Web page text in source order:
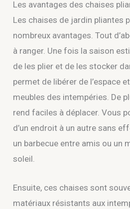
Les avantages des chaises
Les chaises de jardin pliantes
nombreux avantages. Tout
à ranger. Une fois la saison
de les plier et de les stocker
permet de libérer de l’espace
meubles des intempéries. De
rend faciles à déplacer. Vous
d’un endroit à un autre sans
un barbecue entre amis ou un
soleil.
Ensuite, ces chaises sont
matériaux résistants aux